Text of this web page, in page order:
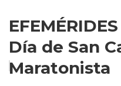
Día de San
Maratonista